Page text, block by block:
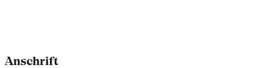
Anschrift